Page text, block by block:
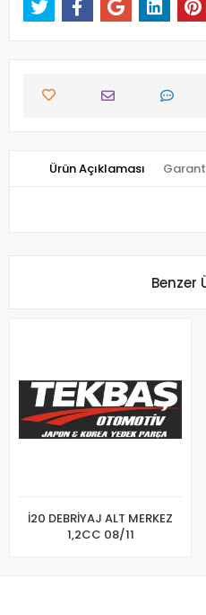
Ürün Açıklaması
Benzer
İ20 DEBRİYAJ ALT MERKEZ
1,2CC 08/11